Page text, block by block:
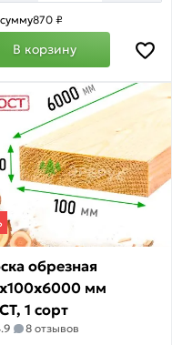
870 ₽
В корзину
обрезная
мм
1 сорт
8 отзывов